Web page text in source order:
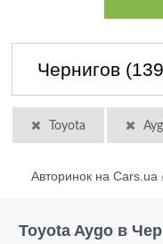
Toyota
Авторинок на Cars.ua
Toyota Aygo в